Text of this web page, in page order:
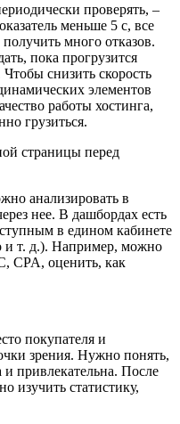
проверять, –
меньше 5 с, все
много отказов.
пока прогрузится
снизить скорость
элементов
работы хостинга,
грузиться.
анализировать в
нее. В дашбордах есть
в едином кабинете
и т. д.). Например, можно
CPA, оценить, как
покупателя и
зрения. Нужно понять,
и привлекательна. После
изучить статистику,